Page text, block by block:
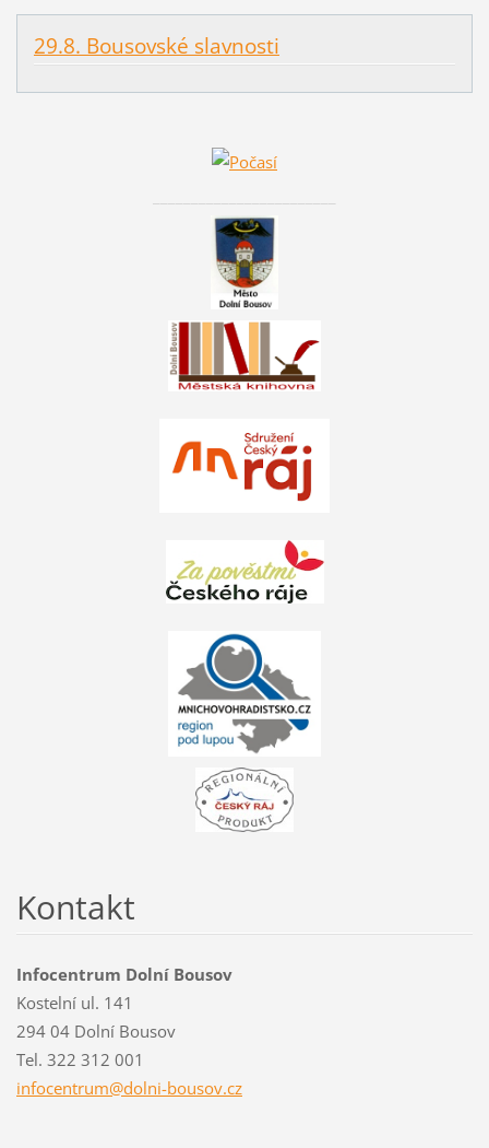
29.8. Bousovské slavnosti
Kontakt
Infocentrum Dolní Bousov
Kostelní ul. 141
294 04 Dolní Bousov
Tel. 322 312 001
infocentrum@dolni-bousov.cz